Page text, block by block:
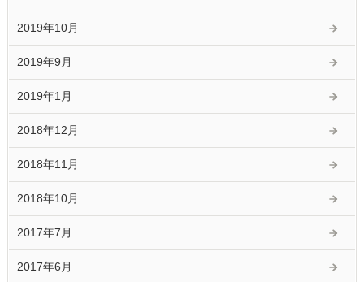
2019年10月
2019年9月
2019年1月
2018年12月
2018年11月
2018年10月
2017年7月
2017年6月